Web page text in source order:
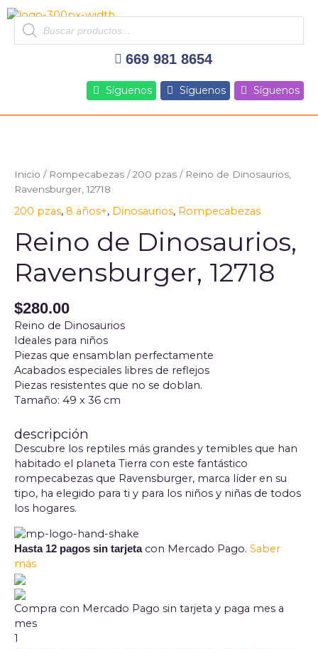
al
contenido
Products
search
669 981 8654
Síguenos Síguenos Síguenos
Inicio / Rompecabezas /200 pzas / Reino de Dinosaurios,
Ravensburger, 12718
200 pzas, 8 años+, Dinosaurios, Rompecabezas
Reino de Dinosaurios,
Ravensburger, 12718
$280.00
Reino de Dinosaurios
Ideales para niños
Piezas que ensamblan perfectamente
Acabados especiales libres de reflejos
Piezas resistentes que no se doblan.
Tamaño: 49 x 36 cm
descripción
Descubre los reptiles más grandes y temibles que han
habitado el planeta Tierra con este fantástico
rompecabezas que Ravensburger, marca líder en su
tipo, ha elegido para ti y para los niños y niñas de todos
los hogares.
Hasta 12 pagos sin tarjetacon Mercado Pago. Saber
más
Compra con Mercado Pago sin tarjeta y paga mes a
mes
1
Dinosaurios,
Ravensburger,
cantidad